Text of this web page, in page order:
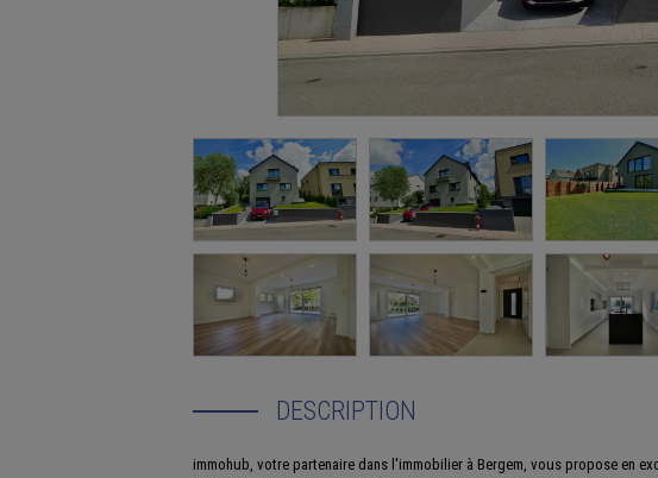
DESCRIPTION
immohub, votre partenaire dans l'immobilier à Bergem, vous propose en